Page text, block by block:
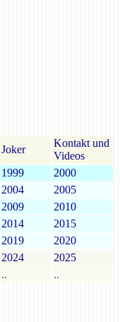
Joker
Kontakt und
Videos
1999
2000
2004
2005
2009
2010
2014
2015
2019
2020
2024
2025
.. ..